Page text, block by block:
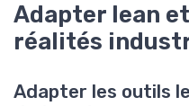
Adapter lean
réalités
Adapter les outils